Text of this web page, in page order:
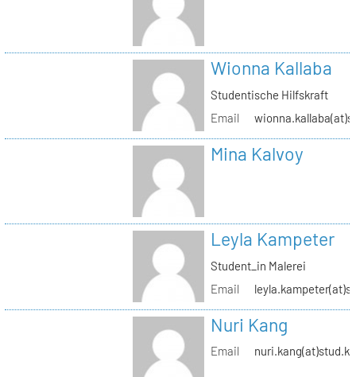
Wionna Kallaba
Studentische Hilfskraft
Email
Mina Kalvoy
Leyla Kampeter
Student_in Malerei
Email
Nuri Kang
Email